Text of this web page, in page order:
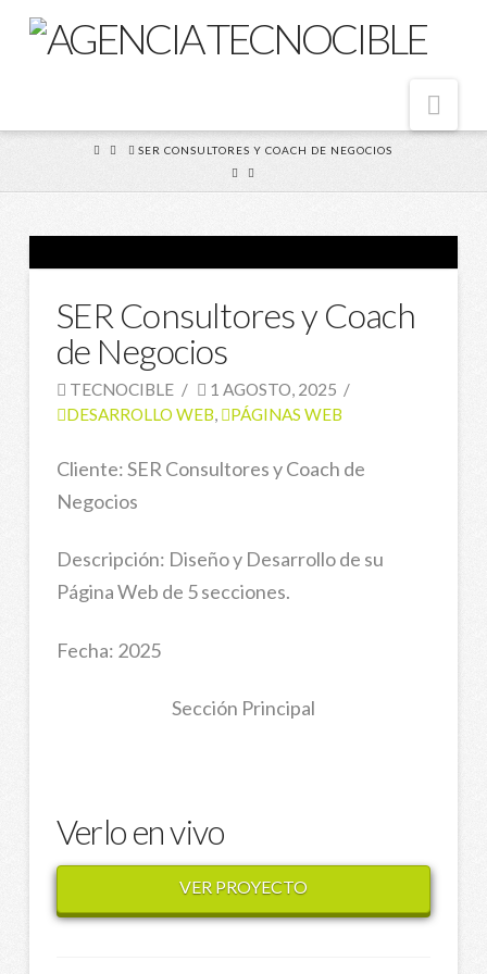
HOMESER CONSULTORES Y COACH DE NEGOCIOS
SER Consultores y Coach
de Negocios
TECNOCIBLE
1 AGOSTO, 2025
DESARROLLO WEB, PÁGINAS WEB
Cliente: SER Consultores y Coach de
Negocios
Descripción: Diseño y Desarrollo de su
Página Web de 5 secciones.
Fecha: 2025
Sección Principal
Verlo en vivo
VER PROYECTO